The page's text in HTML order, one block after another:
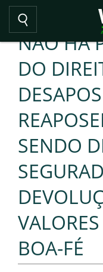
NÃO HÁ
DO
SENDO
BOA-FÉ